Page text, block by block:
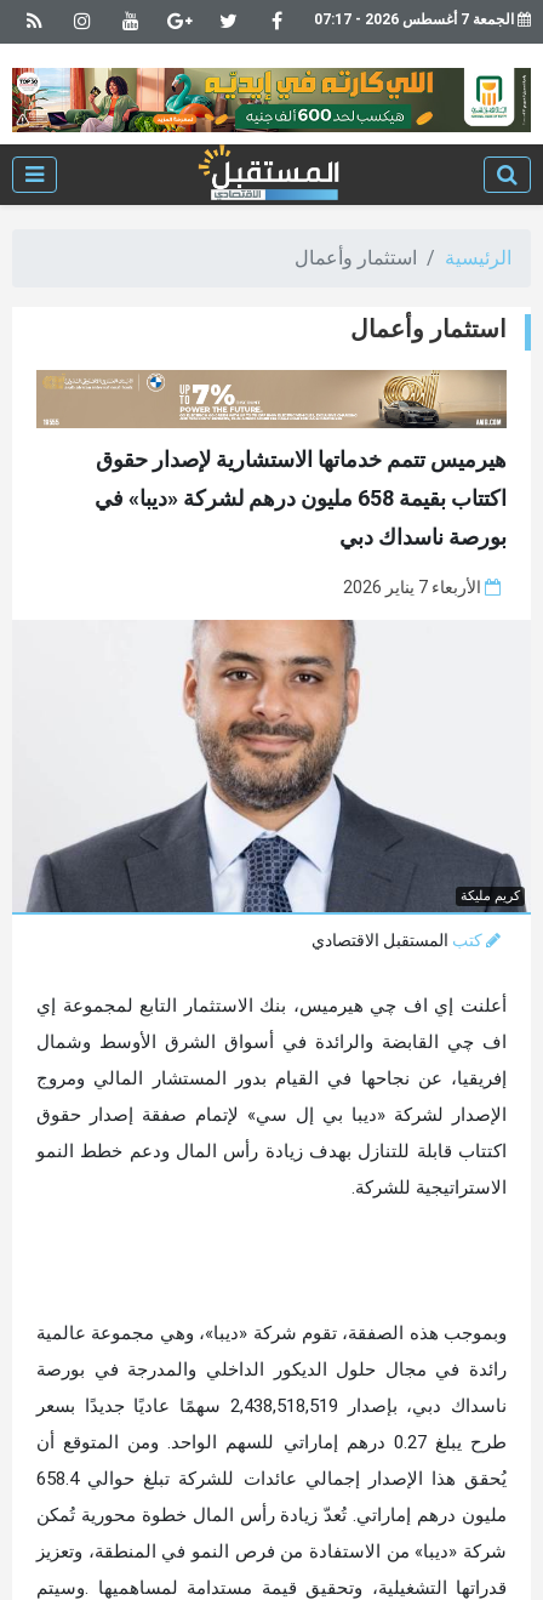
الجمعة 7 أغسطس 2026 - 07:17
الرئيسية استثمار وأعمال
استثمار وأعمال
هيرميس تتمم خدماتها الاستشارية لإصدار حقوق
اكتتاب بقيمة 658 مليون درهم لشركة «ديبا» في
بورصة ناسداك دبي
الأربعاء 7 يناير 2026
كريم مليكة
كتب المستقبل الاقتصادي
أعلنت إي اف چي هيرميس، بنك الاستثمار التابع لمجموعة إي
اف چي القابضة والرائدة في أسواق الشرق الأوسط وشمال
إفريقيا، عن نجاحها في القيام بدور المستشار المالي ومروج
الإصدار لشركة «ديبا بي إل سي» لإتمام صفقة إصدار حقوق
اكتتاب قابلة للتنازل بهدف زيادة رأس المال ودعم خطط النمو
الاستراتيجية للشركة.
وبموجب هذه الصفقة، تقوم شركة «ديبا»، وهي مجموعة عالمية
رائدة في مجال حلول الديكور الداخلي والمدرجة في بورصة
ناسداك دبي، بإصدار 2,438,518,519 سهمًا عاديًا جديدًا بسعر
طرح يبلغ 0.27 درهم إماراتي للسهم الواحد. ومن المتوقع أن
يُحقق هذا الإصدار إجمالي عائدات للشركة تبلغ حوالي 658.4
مليون درهم إماراتي. تُعدّ زيادة رأس المال خطوة محورية تُمكن
شركة «ديبا» من الاستفادة من فرص النمو في المنطقة، وتعزيز
قدراتها التشغيلية، وتحقيق قيمة مستدامة لمساهميها .وسيتم